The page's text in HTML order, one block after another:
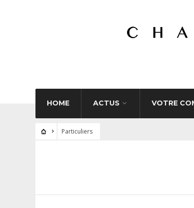
HOME ACTUS VOTRE
Particuliers